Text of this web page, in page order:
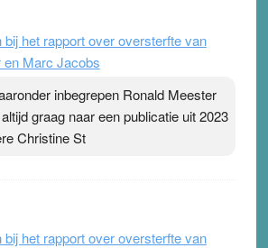
bij het rapport over oversterfte van
en Marc Jacobs
inbegrepen Ronald Meester
graag naar een publicatie uit 2023
Christine St
bij het rapport over oversterfte van